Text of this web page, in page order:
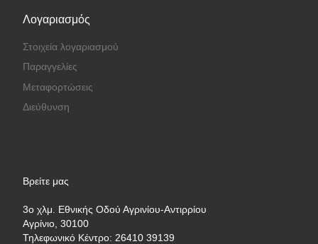
Λογαριασμός
Στοιχεία λογαριασμού
Παραγγελίες
Μεταφορτώσεις
Διεύθυνση
Βρείτε μας
3ο χλμ. Εθνικής Οδού Αγρινίου-Αντιρρίου
Αγρίνιο, 30100
Τηλεφωνικό Κέντρο: 26410 39139